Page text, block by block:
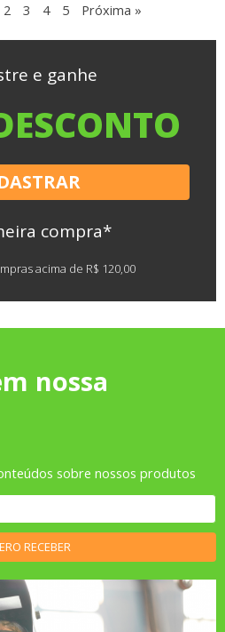
2 3 4 5 Próxima »
e ganhe
compra*
acima de R$ 120,00
nossa
sobre nossos produtos
RECEBER